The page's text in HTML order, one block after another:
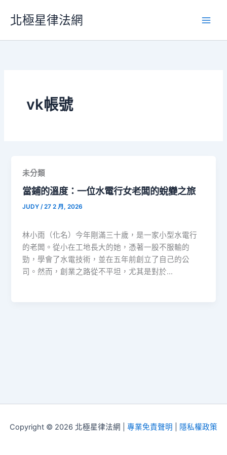
要
北極星律法網
vk帳號
未分類
當鋪的溫度：一位水電行女老闆的蛻變之旅
JUDY /27 2 月, 2026
林小雨（化名）今年剛滿三十歲，是一家小型水電行
的老闆。從小在工地長大的她，憑著一股不服輸的
勁，學會了水電技術，並在五年前創立了自己的公
司。然而，創業之路從不平坦，尤其是對於…
Copyright © 2026 北極星律法網 | 專業免責聲明 隱私權政策